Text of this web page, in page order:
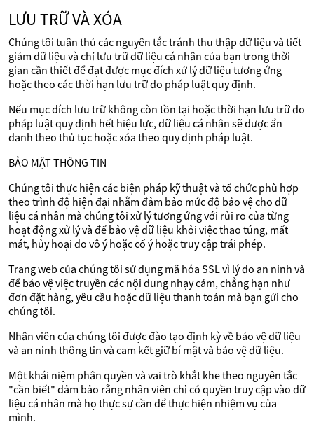
LƯU TRỮ VÀ XÓA
Chúng tôi tuân thủ các nguyên tắc tránh thu thập dữ liệu và tiết
giảm dữ liệu và chỉ lưu trữ dữ liệu cá nhân của bạn trong thời
gian cần thiết để đạt được mục đích xử lý dữ liệu tương ứng
hoặc theo các thời hạn lưu trữ do pháp luật quy định.
Nếu mục đích lưu trữ không còn tồn tại hoặc thời hạn lưu trữ do
pháp luật quy định hết hiệu lực, dữ liệu cá nhân sẽ được ẩn
danh theo thủ tục hoặc xóa theo quy định pháp luật.
BẢO MẬT THÔNG TIN
Chúng tôi thực hiện các biện pháp kỹ thuật và tổ chức phù hợp
theo trình độ hiện đại nhằm đảm bảo mức độ bảo vệ cho dữ
liệu cá nhân mà chúng tôi xử lý tương ứng với rủi ro của từng
hoạt động xử lý và để bảo vệ dữ liệu khỏi việc thao túng, mất
mát, hủy hoại do vô ý hoặc cố ý hoặc truy cập trái phép.
Trang web của chúng tôi sử dụng mã hóa SSL vì lý do an ninh và
để bảo vệ việc truyền các nội dung nhạy cảm, chẳng hạn như
đơn đặt hàng, yêu cầu hoặc dữ liệu thanh toán mà bạn gửi cho
chúng tôi.
Nhân viên của chúng tôi được đào tạo định kỳ về bảo vệ dữ liệu
và an ninh thông tin và cam kết giữ bí mật và bảo vệ dữ liệu.
Một khái niệm phân quyền và vai trò khắt khe theo nguyên tắc
"cần biết" đảm bảo rằng nhân viên chỉ có quyền truy cập vào dữ
liệu cá nhân mà họ thực sự cần để thực hiện nhiệm vụ của
mình.